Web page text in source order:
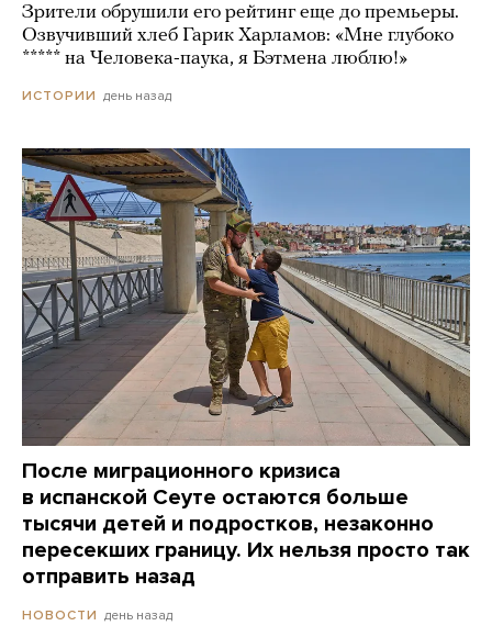
Зрители обрушили его рейтинг еще до премьеры.
Озвучивший хлеб Гарик Харламов: «Мне глубоко
***** на Человека-паука, я Бэтмена люблю!»
ИСТОРИИ день назад
После миграционного кризиса
в испанской Сеуте остаются больше
тысячи детей и подростков, незаконно
пересекших границу. Их нельзя просто так
отправить назад
НОВОСТИ день назад